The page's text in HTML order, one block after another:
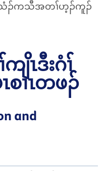
ကသံၣ်ကသီအတၢ်ဟ့ၣ်ကူၣ်
ျိၤဒီးဂံၢ်
စၢၤတဖၣ်
and